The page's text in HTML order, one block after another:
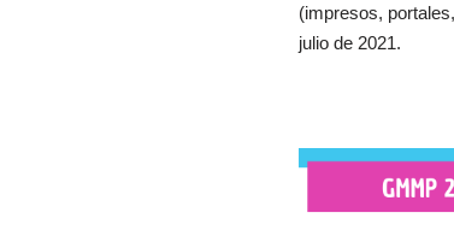
(impresos,
julio de 2021.